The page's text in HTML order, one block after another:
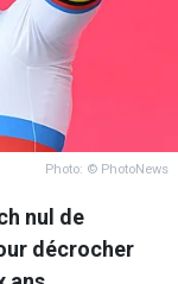
Photo: © PhotoNews
nul de
décrocher